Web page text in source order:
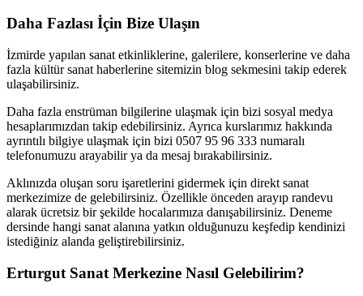
Daha Fazlası İçin Bize Ulaşın
İzmirde yapılan sanat etkinliklerine, galerilere, konserlerine ve daha
fazla kültür sanat haberlerine sitemizin blog sekmesini takip ederek
ulaşabilirsiniz.
Daha fazla enstrüman bilgilerine ulaşmak için bizi sosyal medya
hesaplarımızdan takip edebilirsiniz. Ayrıca kurslarımız hakkında
ayrıntılı bilgiye ulaşmak için bizi 0507 95 96 333 numaralı
telefonumuzu arayabilir ya da mesaj bırakabilirsiniz.
Aklınızda oluşan soru işaretlerini gidermek için direkt sanat
merkezimize de gelebilirsiniz. Özellikle önceden arayıp randevu
alarak ücretsiz bir şekilde hocalarımıza danışabilirsiniz. Deneme
dersinde hangi sanat alanına yatkın olduğunuzu keşfedip kendinizi
istediğiniz alanda geliştirebilirsiniz.
Erturgut Sanat Merkezine Nasıl Gelebilirim?